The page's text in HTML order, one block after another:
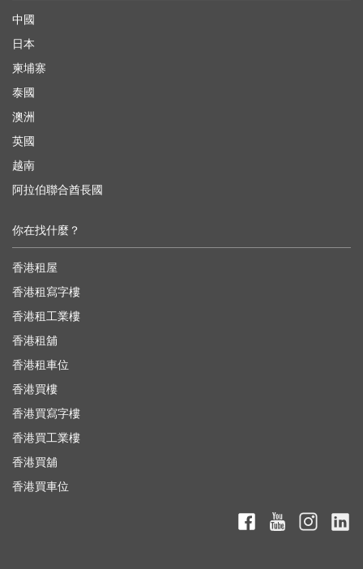
中國
日本
柬埔寨
泰國
澳洲
英國
越南
阿拉伯聯合酋長國
你在找什麼？
香港租屋
香港租寫字樓
香港租工業樓
香港租舖
香港租車位
香港買樓
香港買寫字樓
香港買工業樓
香港買舖
香港買車位